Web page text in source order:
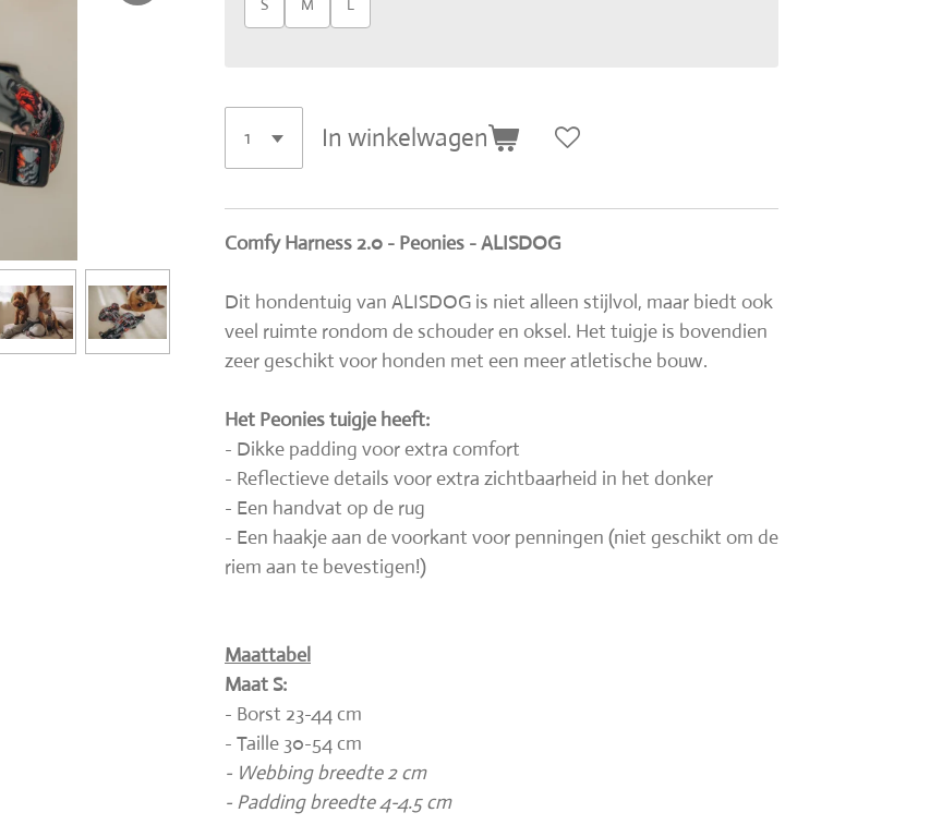
S M L
In winkelwagen
Comfy Harness 2.0 - Peonies - ALISDOG
Dit hondentuig van ALISDOG is niet alleen stijlvol, maar biedt ook
veel ruimte rondom de schouder en oksel. Het tuigje is bovendien
zeer geschikt voor honden met een meer atletische bouw.
Het Peonies tuigje heeft:
- Dikke padding voor extra comfort
- Reflectieve details voor extra zichtbaarheid in het donker
- Een handvat op de rug
- Een haakje aan de voorkant voor penningen (niet geschikt om de
riem aan te bevestigen!)
Maattabel
Maat S:
- Borst 23-44 cm
- Taille 30-54 cm
- Webbing breedte 2 cm
- Padding breedte 4-4.5 cm